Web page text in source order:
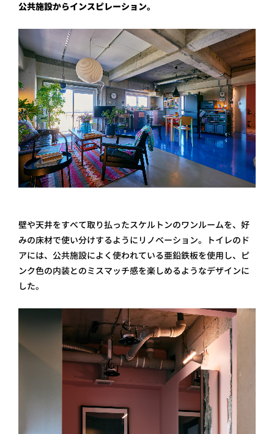
公共施設からインスピレーション。
壁や天井をすべて取り払ったスケルトンのワンルームを、好
みの床材で使い分けするようにリノベーション。トイレのド
アには、公共施設によく使われている亜鉛鉄板を使用し、ピ
ンク色の内装とのミスマッチ感を楽しめるようなデザインに
した。